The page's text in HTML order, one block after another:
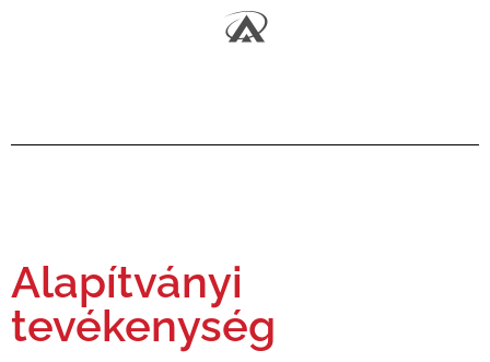
Alapítványi
tevékenység